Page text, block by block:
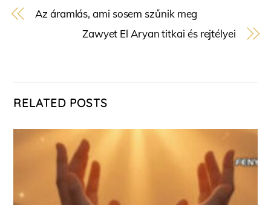
Az áramlás, ami sosem szűnik meg
Zawyet El Aryan titkai és rejtélyei
RELATED POSTS